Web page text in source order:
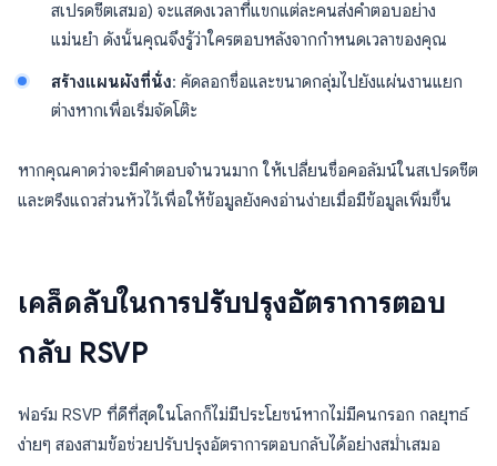
สเปรดชีตเสมอ) จะแสดงเวลาที่แขกแต่ละคนส่งคำตอบอย่าง
แม่นยำ ดังนั้นคุณจึงรู้ว่าใครตอบหลังจากกำหนดเวลาของคุณ
สร้างแผนผังที่นั่ง: คัดลอกชื่อและขนาดกลุ่มไปยังแผ่นงานแยก
ต่างหากเพื่อเริ่มจัดโต๊ะ
หากคุณคาดว่าจะมีคำตอบจำนวนมาก ให้เปลี่ยนชื่อคอลัมน์ในสเปรดชีต
และตรึงแถวส่วนหัวไว้เพื่อให้ข้อมูลยังคงอ่านง่ายเมื่อมีข้อมูลเพิ่มขึ้น
เคล็ดลับในการปรับปรุงอัตราการตอบ
กลับ RSVP
ฟอร์ม RSVP ที่ดีที่สุดในโลกก็ไม่มีประโยชน์หากไม่มีคนกรอก กลยุทธ์
ง่ายๆ สองสามข้อช่วยปรับปรุงอัตราการตอบกลับได้อย่างสม่ำเสมอ